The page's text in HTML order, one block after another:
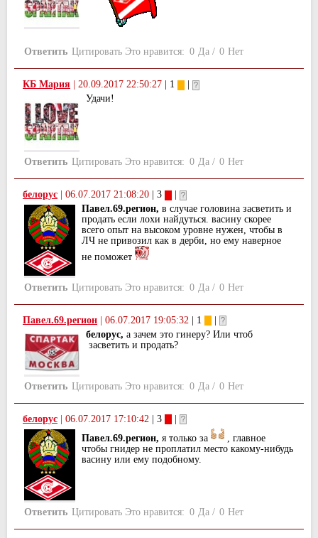
Ответить Цитировать Это нравится: 0 Да / 0 Нет
КБ Мария 20.09.2017 22:50:27 | 1
Удачи!
Ответить Цитировать Это нравится: 0 Да / 0 Нет
белорус 06.07.2017 21:08:20 | 3
Павел.69.регион, в случае головина засветить и
продать если лохи найдуться. васину скорее
всего опыт на высоком уровне нужен, чтобы в
ЛЧ не привозил как в дерби, но ему наверное
не поможет
Ответить Цитировать Это нравится: 0 Да / 0 Нет
Павел.69.регион | 06.07.2017 19:05:32 | 1
|
белорус, а зачем это гинеру? Или чтоб
засветить и продать?
Ответить Цитировать Это нравится: 0 Да / 0 Нет
белорус | 06.07.2017 17:10:42 | 3
|
Павел.69.регион, я только за
, главное
чтобы гнидер не проплатил место какому-нибудь
васину или ему подобному.
Ответить Цитировать Это нравится: 0 Да / 0 Нет